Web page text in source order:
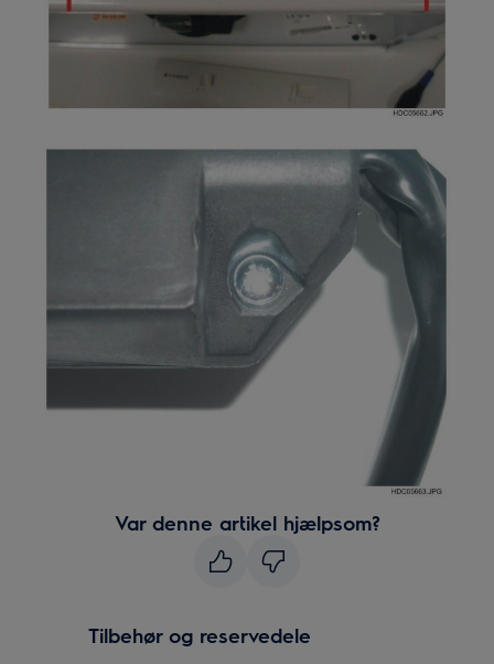
Var denne artikel hjælpsom?
Tilbehør og reservedele